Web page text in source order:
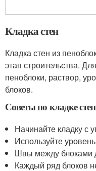
Кладка стен
Кладка стен из
этап строительства.
пеноблоки, раствор,
блоков.
Советы по кладке стен
Начинайте кладку с
Используйте
Швы между блоками
Каждый ряд блоков